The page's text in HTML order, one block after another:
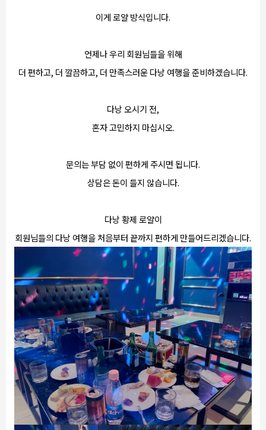
이게 로얄 방식입니다.
언제나 우리 회원님들을 위해
더 편하고, 더 깔끔하고, 더 만족스러운 다낭 여행을 준비하겠습니다.
다낭 오시기 전,
혼자 고민하지 마십시오.
문의는 부담 없이 편하게 주시면 됩니다.
상담은 돈이 들지 않습니다.
다낭 황제 로얄이
회원님들의 다낭 여행을 처음부터 끝까지 편하게 만들어드리겠습니다.